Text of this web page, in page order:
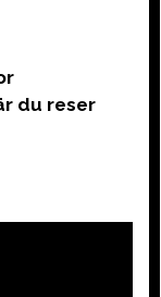
du reser